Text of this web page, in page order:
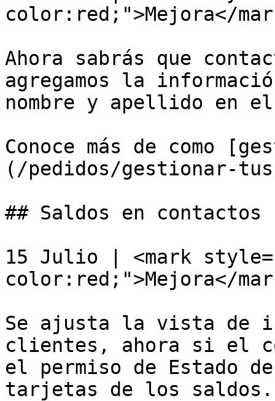
color:red;">Mejora</
Ahora sabrás que
agregamos la
nombre y apellido en
Conoce más de como
(/pedidos/gestionar-
## Saldos en contactos
15 Julio | <mark
color:red;">Mejora</
Se ajusta la vista de
clientes, ahora si el
el permiso de Estado
tarjetas de los saldos.